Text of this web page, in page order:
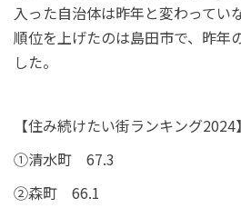
入った自治体は昨年と変わってい
順位を上げたのは島田市で、昨年
した。
【住み続けたい街ランキング2024】
①清水町 67.3
②森町 66.1